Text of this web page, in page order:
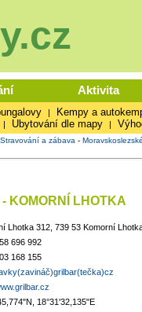
Aktivita
| Kempy a
| Ubytování dle mapy |
Stravování a zábava -
KOMORNÍ LHOTKA
Lhotka 312, 739 53 Komorní
696 992
168 155
18°31'32,135"E